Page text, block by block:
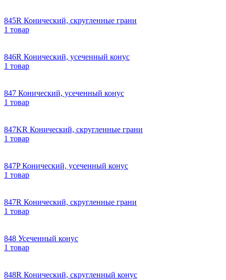
845R Конический, скругленные грани
1 товар
846R Конический, усеченный конус
1 товар
847 Конический, усеченный конус
1 товар
847KR Конический, скругленные грани
1 товар
847P Конический, усеченный конус
1 товар
847R Конический, скругленные грани
1 товар
848 Усеченный конус
1 товар
848R Конический, скругленный конус